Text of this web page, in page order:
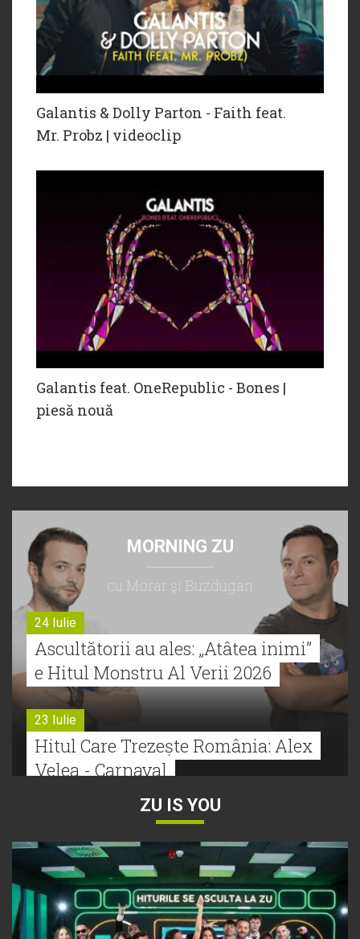
Galantis & Dolly Parton - Faith feat.
Mr. Probz | videoclip
Galantis feat. OneRepublic - Bones |
piesă nouă
MORNING ZU
cu Morar şi Buzdugan
24 Iulie
Ascultătorii au ales: „Atâtea inimi”
e Hitul Monstru Al Verii 2026
23 Iulie
Hitul Care Trezește România: Alex
Velea - Carnaval
Bătălie strânsă la Hitul Monstru Al
Verii: Cabron versus Faydee
21 Iulie
ZU IS YOU